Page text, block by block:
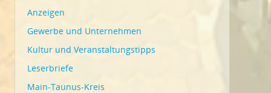
Anzeigen
Gewerbe und Unternehmen
Kultur und Veranstaltungstipps
Leserbriefe
Main-Taunus-Kreis